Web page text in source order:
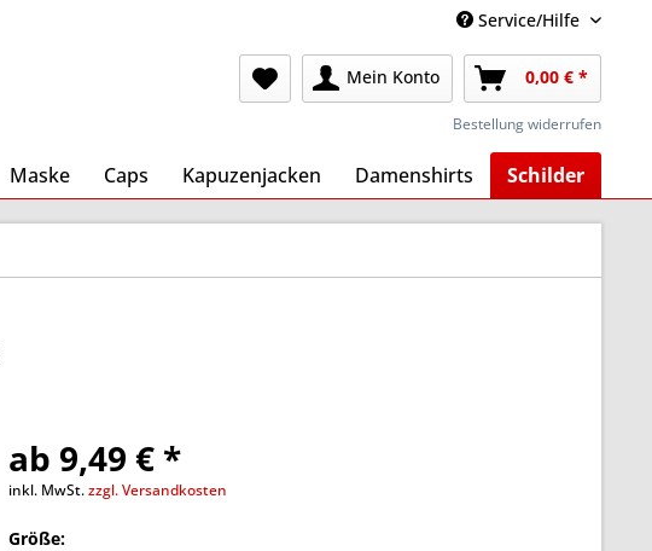
Service/Hilfe
Mein Konto 0,00 € *
Bestellung widerrufen
Maske Caps Kapuzenjacken Damenshirts Schilder
ab 9,49 € *
inkl. MwSt.zzgl. Versandkosten
Größe: